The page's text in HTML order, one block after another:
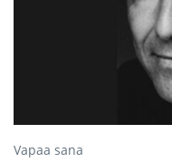
Vapaa sana